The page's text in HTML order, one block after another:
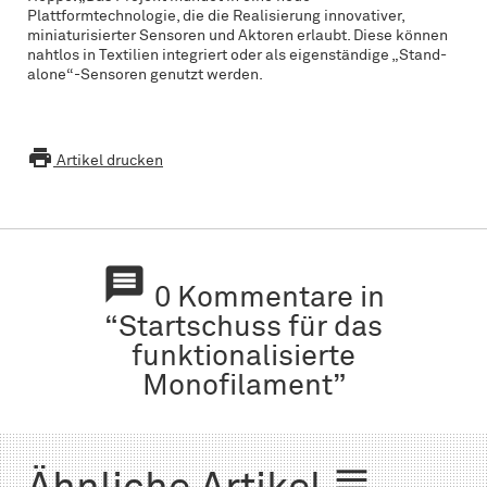
Plattformtechnologie, die die Realisierung innovativer,
miniaturisierter Sensoren und Aktoren erlaubt. Diese können
nahtlos in Textilien integriert oder als eigenständige „Stand-
alone“-Sensoren genutzt werden.
 Artikel drucken
 0 Kommentare in
“Startschuss für das
funktionalisierte
Monofilament”